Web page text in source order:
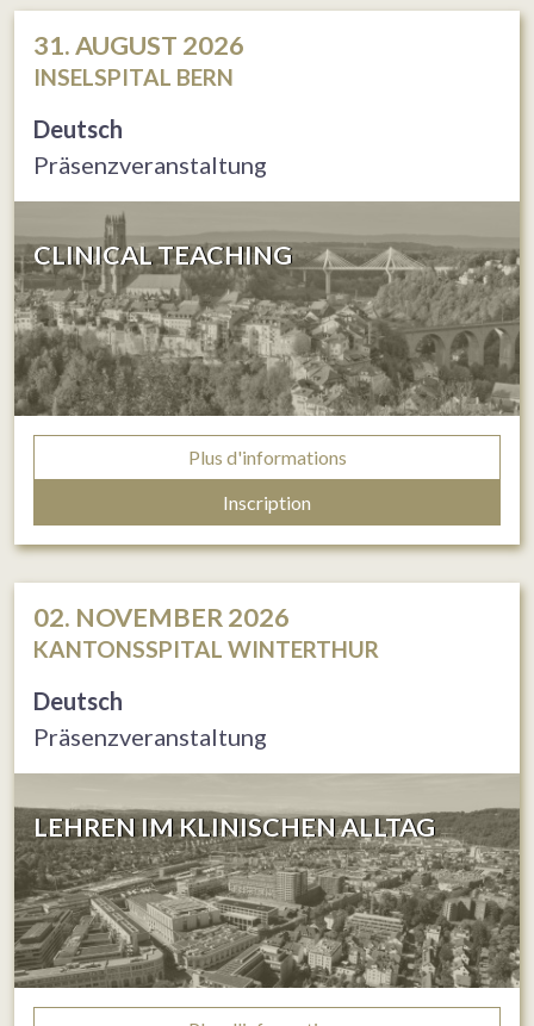
31. AUGUST 2026
INSELSPITAL BERN
Deutsch
Präsenzveranstaltung
CLINICAL TEACHING
Plus d'informations
Inscription
02. NOVEMBER 2026
KANTONSSPITAL WINTERTHUR
Deutsch
Präsenzveranstaltung
LEHREN IM KLINISCHEN ALLTAG